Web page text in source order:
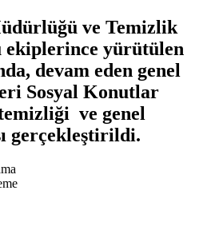
ve Temizlik
yürütülen
devam eden genel
Sosyal Konutlar
ve genel
gerçekleştirildi.